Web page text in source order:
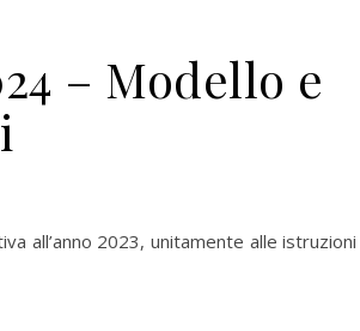
– Modello e
all’anno 2023, unitamente alle